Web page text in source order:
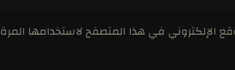
الإلكتروني في هذا المتصفح لاستخدامها المرة